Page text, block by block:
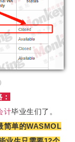
计毕业生们了。
简单的WASMOL